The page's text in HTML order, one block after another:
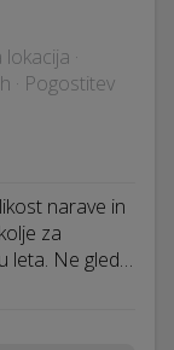
·
· Pogostitev
narave in
za
leta. Ne gled…